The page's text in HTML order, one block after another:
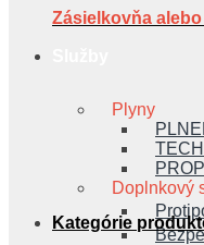
Plyny
Doplnkový
Zásielkovňa
Kategórie